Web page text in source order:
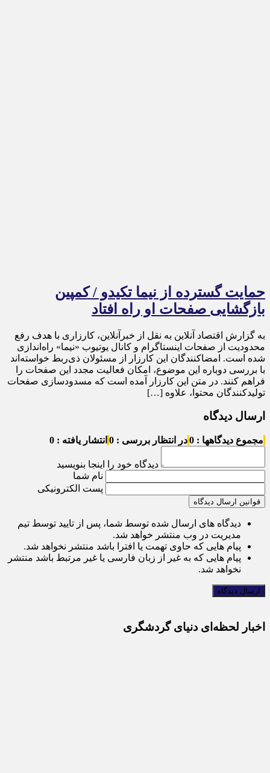
حمایت گسترده از نیما تکیدو / کمپین
بازگشایی صفحات او راه افتاد
به گزارش اقتصاد آنلاین به نقل از خبرآنلاین، کارزاری با هدف رفع
محدودیت از صفحات اینستاگرام و کانال یوتیوب «نیما» راه‌اندازی
شده است. امضاکنندگان این کارزار از مسئولان ذی‌ربط خواسته‌اند
با بررسی دوباره این موضوع، امکان فعالیت مجدد این صفحات را
فراهم کنند. در متن این کارزار آمده است که مسدودسازی صفحات
تولیدکنندگان محتوا، علاوه […]
ارسال دیدگاه
مجموع دیدگاهها : 0 در انتظار بررسی : 0 انتشار یافته : 0
دیدگاه خود را اینجا بنویسید
نام شما
پست الکترونیکی
قوانین ارسال دیدگاه
دیدگاه های ارسال شده توسط شما، پس از تایید توسط تیم
مدیریت در وب منتشر خواهد شد.
پیام هایی که حاوی تهمت یا افترا باشد منتشر نخواهد شد.
پیام هایی که به غیر از زبان فارسی یا غیر مرتبط باشد منتشر
نخواهد شد.
اخبار لحظه‌ای دنیای گردشگری